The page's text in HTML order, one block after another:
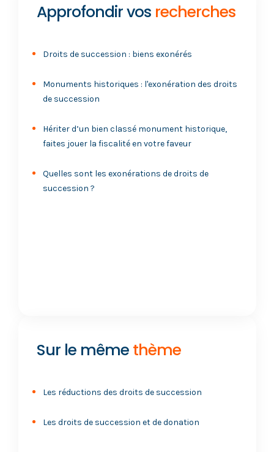
Approfondir vos recherches
Droits de succession : biens exonérés
Monuments historiques : l'exonération des droits
de succession
Hériter d’un bien classé monument historique,
faites jouer la fiscalité en votre faveur
Quelles sont les exonérations de droits de
succession ?
Sur le même thème
Les réductions des droits de succession
Les droits de succession et de donation